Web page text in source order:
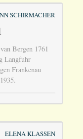
SCHIRMACHER
Bergen 1761
Langfuhr
Frankenau
ELENA KLASSEN